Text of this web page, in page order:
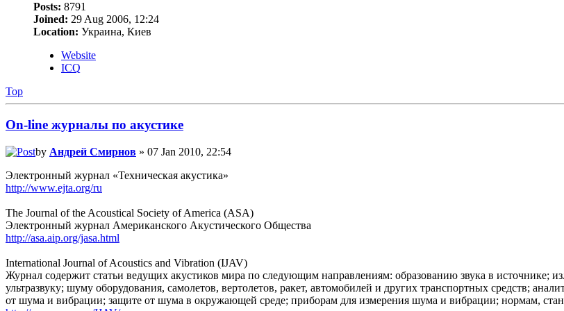
Posts: 8791
Joined: 29 Aug 2006, 12:24
Location: Украина, Киев
Website
ICQ
Top
On-line журналы по акустике
by Андрей Смирнов » 07 Jan 2010, 22:54
Электронный журнал «Техническая акустика»
http://www.ejta.org/ru
The Journal of the Acoustical Society of America (ASA)
Электронный журнал Американского Акустического Общества
http://asa.aip.org/jasa.html
International Journal of Acoustics and Vibration (IJAV)
Журнал содержит статьи ведущих акустиков мира по следующим направлениям: образованию звука в источнике;
ультразвуку; шуму оборудования, самолетов, вертолетов, ракет, автомобилей и других транспортных средств;
от шума и вибрации; защите от шума в окружающей среде; приборам для измерения шума и вибрации; нормам,